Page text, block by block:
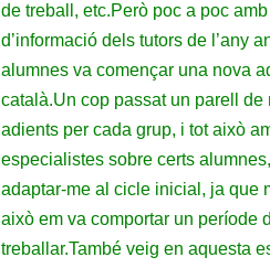
de treball, etc.Però poc a poc
d’informació dels tutors de l’any
alumnes va començar una nova
català.Un cop passat un parell
adients per cada grup, i tot això
especialistes sobre certs
adaptar-me al cicle inicial, ja que
això em va comportar un període
treballar.També veig en aquesta